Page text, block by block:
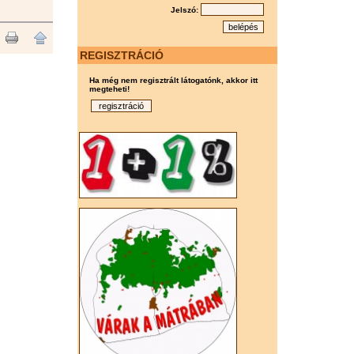
Jelszó:
REGISZTRÁCIÓ
Ha még nem regisztrált látogatónk, akkor itt
megteheti!